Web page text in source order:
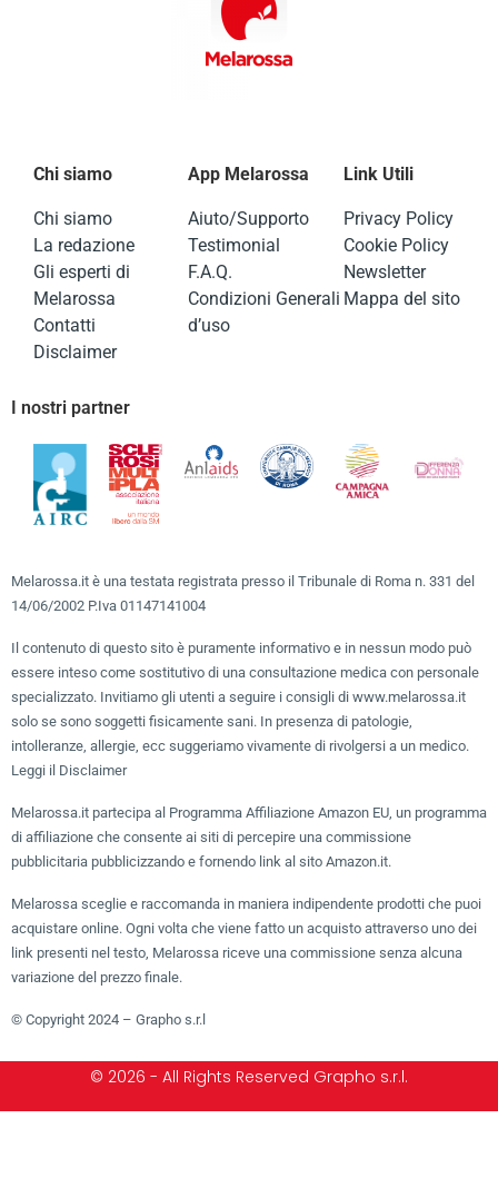
Chi siamo
Chi siamo
La redazione
Gli esperti di
Melarossa
Contatti
Disclaimer
App Melarossa
Aiuto/Supporto
Testimonial
F.A.Q.
Condizioni Generali
d’uso
Link Utili
Privacy Policy
Cookie Policy
Newsletter
Mappa del sito
I nostri partner
Melarossa.it è una testata registrata presso il Tribunale di Roma n. 331 del
14/06/2002 P.Iva 01147141004
Il contenuto di questo sito è puramente informativo e in nessun modo può
essere inteso come sostitutivo di una consultazione medica con personale
specializzato. Invitiamo gli utenti a seguire i consigli di www.melarossa.it
solo se sono soggetti fisicamente sani. In presenza di patologie,
intolleranze, allergie, ecc suggeriamo vivamente di rivolgersi a un medico.
Leggi il Disclaimer
Melarossa.it partecipa al Programma Affiliazione Amazon EU, un programma
di affiliazione che consente ai siti di percepire una commissione
pubblicitaria pubblicizzando e fornendo link al sito Amazon.it.
Melarossa sceglie e raccomanda in maniera indipendente prodotti che puoi
acquistare online. Ogni volta che viene fatto un acquisto attraverso uno dei
link presenti nel testo, Melarossa riceve una commissione senza alcuna
variazione del prezzo finale.
© Copyright 2024 – Grapho s.r.l
© 2026 - All Rights Reserved Grapho s.r.l.